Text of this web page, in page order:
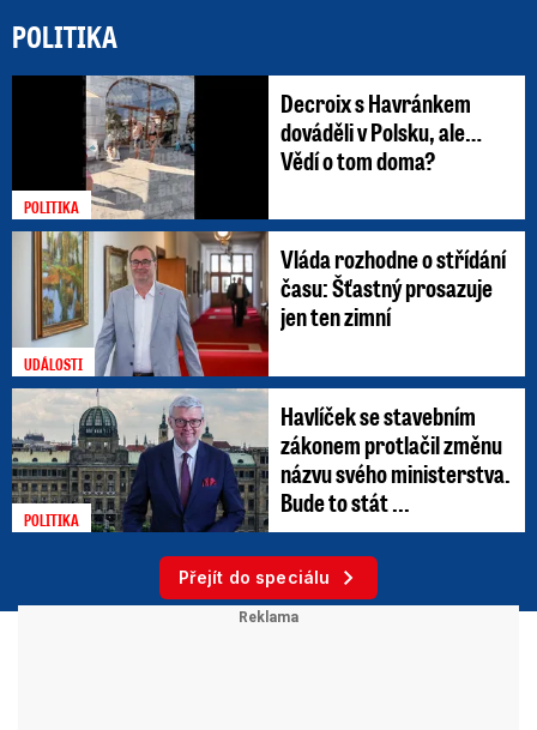
POLITIKA
POLITIKA
Decroix s Havránkem
dováděli v Polsku, ale…
Vědí o tom doma?
UDÁLOSTI
Vláda rozhodne o střídání
času: Šťastný prosazuje
jen ten zimní
POLITIKA
Havlíček se stavebním
zákonem protlačil změnu
názvu svého ministerstva.
Bude to stát ...
Přejít do speciálu